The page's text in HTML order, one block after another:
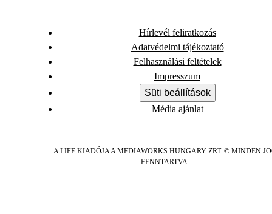
Hírlevél feliratkozás
Adatvédelmi tájékoztató
Felhasználási feltételek
Impresszum
Süti beállítások
Média ajánlat
A LIFE KIADÓJA A MEDIAWORKS HUNGARY ZRT. © MINDEN
FENNTARTVA.